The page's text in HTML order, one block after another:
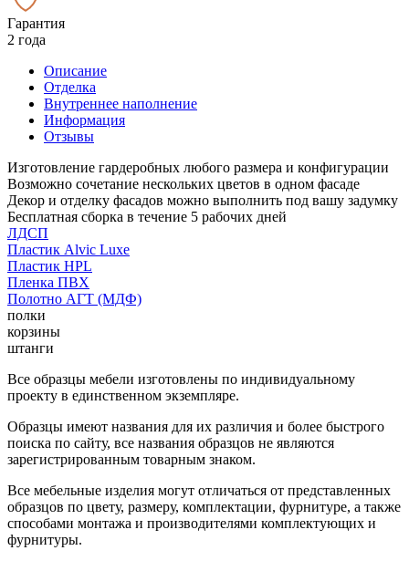
Гарантия
2 года
Описание
Отделка
Внутреннее наполнение
Информация
Отзывы
Изготовление гардеробных любого размера и конфигурации
Возможно сочетание нескольких цветов в одном фасаде
Декор и отделку фасадов можно выполнить под вашу задумку
Бесплатная сборка в течение 5 рабочих дней
ЛДСП
Пластик Alvic Luxe
Пластик HPL
Пленка ПВХ
Полотно АГТ (МДФ)
полки
корзины
штанги
Все образцы мебели изготовлены по индивидуальному
проекту в единственном экземпляре.
Образцы имеют названия для их различия и более быстрого
поиска по сайту, все названия образцов не являются
зарегистрированным товарным знаком.
Все мебельные изделия могут отличаться от представленных
образцов по цвету, размеру, комплектации, фурнитуре, а также
способами монтажа и производителями комплектующих и
фурнитуры.